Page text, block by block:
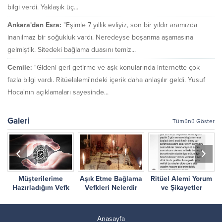
bilgi verdi. Yaklaşık üç...
Ankara'dan Esra: "Eşimle 7 yıllık evliyiz, son bir yıldır aramızda
inanılmaz bir soğukluk vardı. Neredeyse boşanma aşamasına
gelmiştik. Sitedeki bağlama duasını temiz...
Cemile: "Gideni geri getirme ve aşk konularında internette çok
fazla bilgi vardı. Ritüelalemi'ndeki içerik daha anlaşılır geldi. Yusuf
Hoca'nın açıklamaları sayesinde...
Galeri Tümünü Göster
Müşterilerime
Hazırladığım Vefk
Aşık Etme Bağlama
Vefkleri Nelerdir
Ritüel Alemi Yorum
ve Şikayetler
Anasayfa